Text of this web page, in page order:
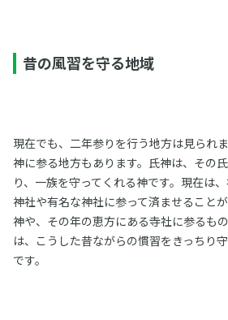
昔の風習を守る地域
現在でも、二年参りを行う地方は見られ
神に参る地方もあります。氏神は、その
り、一族を守ってくれる神です。現在は
神社や有名な神社に参って済ませること
神や、その年の恵方にある寺社に参るも
は、こうした昔ながらの慣習をきっちり
です。